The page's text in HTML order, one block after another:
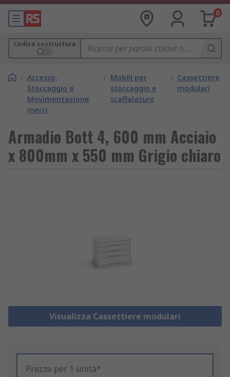
0
Codice costruttore
/ Accesso,
Stoccaggio e
Movimentazione
merci
/ Mobili per
stoccaggio e
scaffalature
/ Cassettiere
modulari
Armadio Bott 4, 600 mm Acciaio
x 800mm x 550 mm Grigio chiaro
Visualizza Cassettiere modulari
Prezzo per 1 unità*